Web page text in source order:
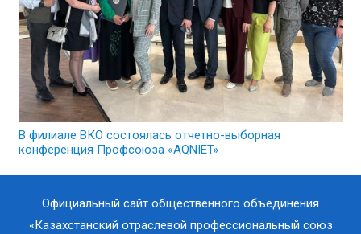
В филиале ВКО состоялась отчетно-выборная
конференция Профсоюза «AQNIET»
Официальный сайт общественного объединения
«Казахстанский отраслевой профессиональный союз